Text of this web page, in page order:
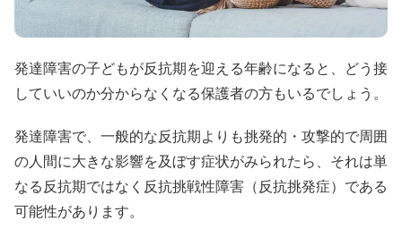
発達障害の子どもが反抗期を迎える年齢になると、どう接
していいのか分からなくなる保護者の方もいるでしょう。
発達障害で、一般的な反抗期よりも挑発的・攻撃的で周囲
の人間に大きな影響を及ぼす症状がみられたら、それは単
なる反抗期ではなく反抗挑戦性障害（反抗挑発症）である
可能性があります。